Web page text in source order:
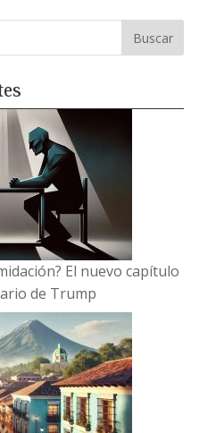
El nuevo capítulo
de Trump